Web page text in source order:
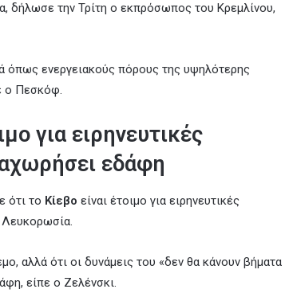
δήλωσε την Τρίτη ο εκπρόσωπος του Κρεμλίνου,
όπως ενεργειακούς πόρους της υψηλότερης
ο Πεσκόφ.
για ειρηνευτικές
εδάφη
ότι το Κίεβο είναι έτοιμο για ειρηνευτικές
αλλά ότι οι δυνάμεις του «δεν θα κάνουν βήματα
είπε ο Ζελένσκι.